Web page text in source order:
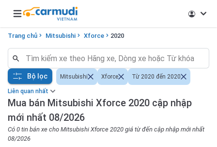
Open main menu
Trang chủ Mitsubishi Xforce 2020
Liên quan nhất
Mua bán Mitsubishi Xforce 2020 cập nhập
mới nhất 08/2026
Có 0 tin bán xe cho Mitsubishi Xforce 2020 giá từ đến cập nhập mới nhất
08/2026
Bộ lọc Mitsubishi Xforce Từ 2020 đến 2020